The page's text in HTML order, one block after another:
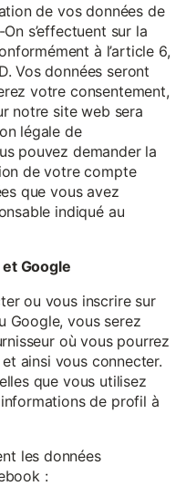
de vos données de
s’effectuent sur la
à l’article 6,
Vos données seront
votre consentement,
notre site web sera
légale de
pouvez demander la
de votre compte
que vous avez
indiqué au
Google
ou vous inscrire sur
Google, vous serez
où vous pourrez
ainsi vous connecter.
que vous utilisez
de profil à
les données
: